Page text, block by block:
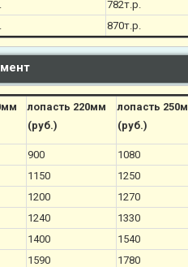
782т.р.
870т.р.
лопасть 220мм
(руб.)
лопасть
(руб.)
900
1080
1150
1250
1200
1270
1240
1330
1400
1540
1590
1780